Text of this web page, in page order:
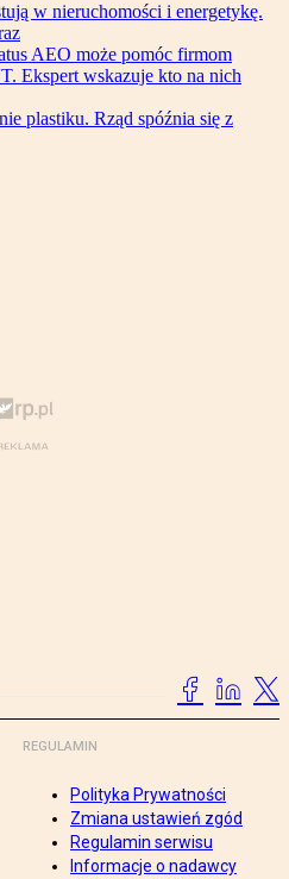
w nieruchomości i energetykę.
AEO może pomóc firmom
Ekspert wskazuje kto na nich
plastiku. Rząd spóźnia się z
REGULAMIN
Polityka Prywatności
Zmiana ustawień zgód
Regulamin serwisu
Informacje o nadawcy